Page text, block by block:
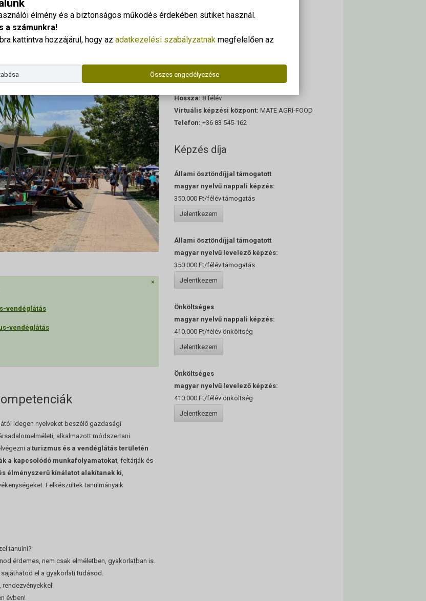
élmény és a biztonságos működés érdekében sütiket használ.
a számunkra!
kattintva hozzájárul, hogy az adatkezelési szabályzatnak megfelelően az
Összes engedélyezése
vendéglátás
vendéglátás
×
idegen nyelveket beszélő gazdasági
alkalmazott módszertani
a turizmus és a vendéglátás területén
a kapcsolódó munkafolyamatokat, feltárják és
élményszerű kínálatot alakítanak ki,
Felkészültek tanulmányaik
tanulni?
érdemes, nem csak elméletben, gyakorlatban is.
el a gyakorlati tudásod.
évben!
Típus:alapképzés (ba)
vendéglátás alapképzési szakon
Tagozat:nappali / levelező
Hossza:8 félév
Virtuális képzési központ: MATE AGRI-FOOD
Telefon: +36 83 545-162
Képzés díja
Állami ösztöndíjjal támogatott
magyar nyelvű nappali képzés:
350.000 Ft/félév támogatás
Jelentkezem
Állami ösztöndíjjal támogatott
magyar nyelvű levelező képzés:
350.000 Ft/félév támogatás
Jelentkezem
Önköltséges
magyar nyelvű nappali képzés:
410.000 Ft/félév önköltség
Jelentkezem
Önköltséges
magyar nyelvű levelező képzés:
410.000 Ft/félév önköltség
Jelentkezem